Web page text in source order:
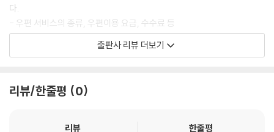
다.
- 우편 서비스의 종류, 우편이용 요금, 수수료 등
- 국내우편과 국제우편 서비스에 대한 제도, 요금, 서비스
- 우편번호 체계 및 규격봉투 우편번호 기재 유의사항
3. 우리나라 주소 체계 이해하기!
체주소와 관련된 정보도 수록하여 다양한 주소 체계를 파악하는 것에 도움
출판사 리뷰 더보기
리뷰/한줄평 0
리뷰
한줄평